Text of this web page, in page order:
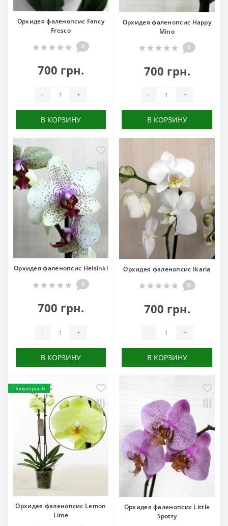
Орхидея фаленопсис Fancy
Fresco
0
700 грн.
- +
В КОРЗИНУ
Орхидея фаленопсис Happy
Mino
0
700 грн.
- +
В КОРЗИНУ
Орхидея фаленопсис Helsinki
0
700 грн.
- +
В КОРЗИНУ
Орхидея фаленопсис Ikaria
0
700 грн.
- +
В КОРЗИНУ
Популярный
Орхидея фаленопсис Lemon
Lime
Орхидея фаленопсис Little
Spotty